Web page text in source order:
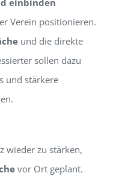
einbinden
Verein positionieren.
und die direkte
sollen dazu
und stärkere
wieder zu stärken,
vor Ort geplant.